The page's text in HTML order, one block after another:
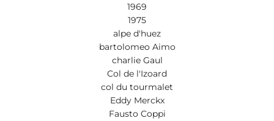
1969
1975
alpe d'huez
bartolomeo Aimo
charlie Gaul
Col de l'Izoard
col du tourmalet
Eddy Merckx
Fausto Coppi